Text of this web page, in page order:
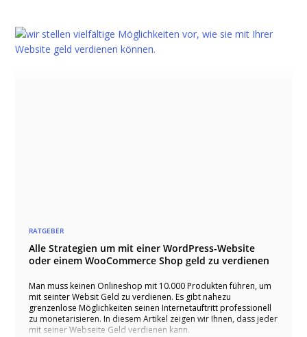
RATGEBER
Alle Strategien um mit einer WordPress-Website
oder einem WooCommerce Shop geld zu verdienen
Man muss keinen Onlineshop mit 10.000 Produkten führen, um
mit seinter Websit Geld zu verdienen. Es gibt nahezu
grenzenlose Möglichkeiten seinen Internetauftritt professionell
zu monetarisieren. In diesem Artikel zeigen wir Ihnen, dass jeder
mit seiner Webseite Geld verdienen kann.